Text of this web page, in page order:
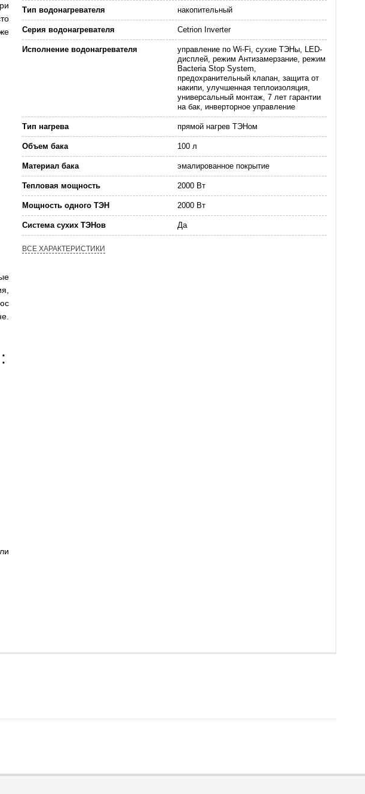
Тип водонагревателя накопительный
Серия водонагревателя Cetrion Inverter
Исполнение водонагревателя
управление по Wi-Fi, сухие ТЭНы, LED-
дисплей, режим Антизамерзание, режим
Bacteria Stop System,
предохранительный клапан, защита от
накипи, улучшенная теплоизоляция,
универсальный монтаж, 7 лет гарантии
на бак, инверторное управление
Тип нагрева прямой нагрев ТЭНом
Объем бака 100 л
Материал бака эмалированное покрытие
Тепловая мощность 2000 Вт
Мощность одного ТЭН 2000 Вт
Система сухих ТЭНов Да
ВСЕ ХАРАКТЕРИСТИКИ